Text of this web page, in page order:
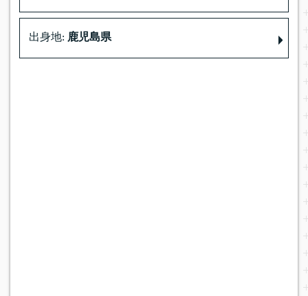
出身地: 鹿児島県